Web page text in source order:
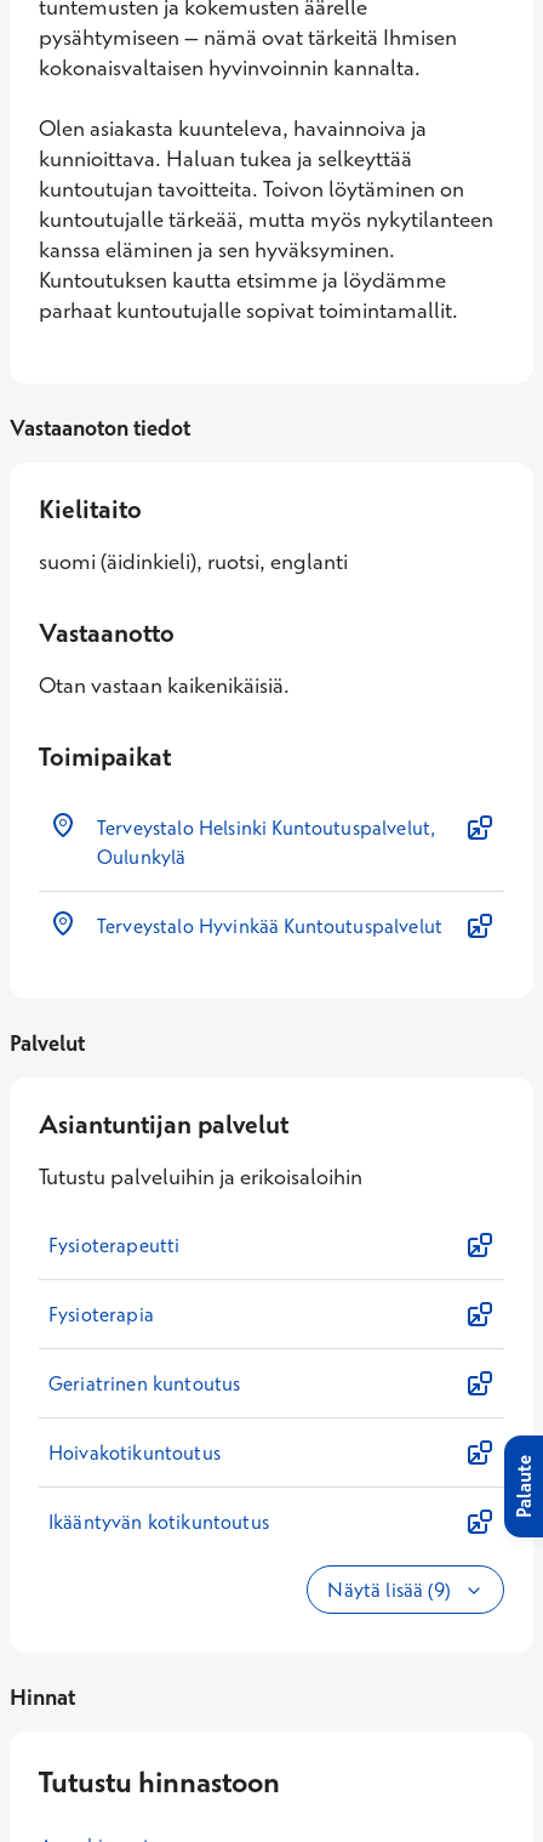
tuntemusten ja kokemusten äärelle
pysähtymiseen – nämä ovat tärkeitä Ihmisen
kokonaisvaltaisen hyvinvoinnin kannalta.
Olen asiakasta kuunteleva, havainnoiva ja
kunnioittava. Haluan tukea ja selkeyttää
kuntoutujan tavoitteita. Toivon löytäminen on
kuntoutujalle tärkeää, mutta myös nykytilanteen
kanssa eläminen ja sen hyväksyminen.
Kuntoutuksen kautta etsimme ja löydämme
parhaat kuntoutujalle sopivat toimintamallit.
Vastaanoton tiedot
Kielitaito
suomi (äidinkieli), ruotsi, englanti
Vastaanotto
Otan vastaan kaikenikäisiä.
Toimipaikat
Terveystalo Helsinki Kuntoutuspalvelut,
Oulunkylä
Terveystalo Hyvinkää Kuntoutuspalvelut
Palvelut
Asiantuntijan palvelut
Tutustu palveluihin ja erikoisaloihin
Fysioterapeutti
Fysioterapia
Geriatrinen kuntoutus
Hoivakotikuntoutus
Ikääntyvän kotikuntoutus
Näytä lisää (9)
Hinnat
Tutustu hinnastoon
Palaute